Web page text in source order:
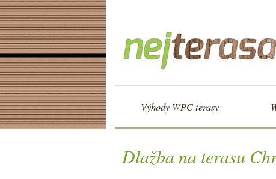
Výhody WPC terasy
Dlažba na terasu